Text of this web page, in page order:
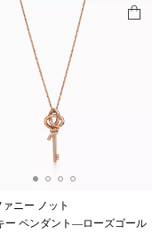
ニー ノット
ー ペンダント—ローズゴール